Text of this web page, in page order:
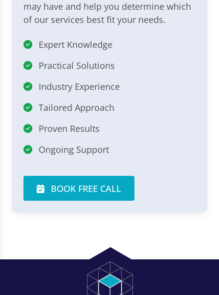
may have and help you determine which
of our services best fit your needs.
Expert Knowledge
Practical Solutions
Industry Experience
Tailored Approach
Proven Results
Ongoing Support
BOOK FREE CALL